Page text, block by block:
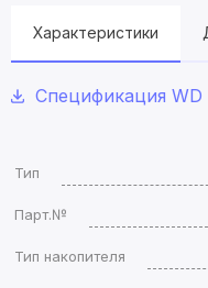
Характеристики
Спецификация
Тип
Парт.№
Тип накопителя